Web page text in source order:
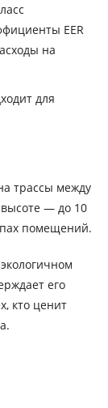
EER
на
для
трассы между
— до 10
помещений.
его
кто ценит